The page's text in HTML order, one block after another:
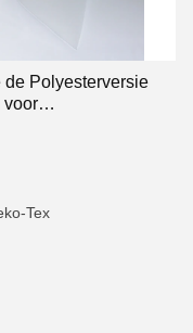
de Polyesterversie
voor
Tex